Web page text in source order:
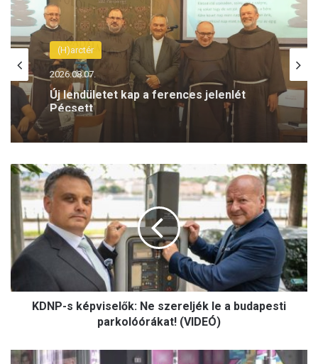
(H)arctér
2026.08.07.
Törvénytelenség? Rétvári Bence
szerint lebukott a Szociális és
Családügyi Minisztérium
K
k
é
p
e
KDNP-s képviselők: Ne szereljék le a budapesti
parkolóórákat! (VIDEÓ)
M